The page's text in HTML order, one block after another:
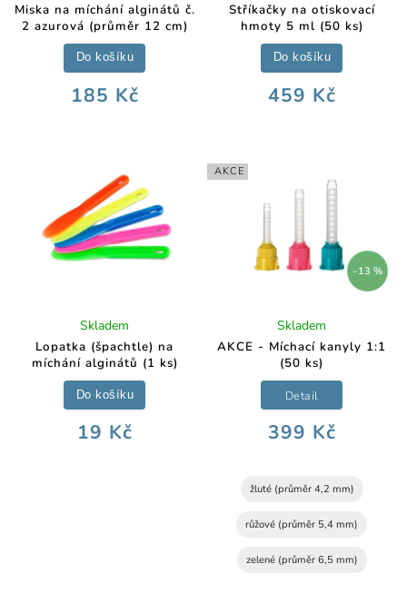
Miska na míchání alginátů č.
2 azurová (průměr 12 cm)
185 Kč
Do košíku
Stříkačky na otiskovací
hmoty 5 ml (50 ks)
459 Kč
Do košíku
Lopatka (špachtle) na
míchání alginátů (1 ks)
Skladem
19 Kč
Do košíku
AKCE
–13 %
AKCE - Míchací kanyly 1:1
(50 ks)
Skladem
399 Kč
Detail
žluté (průměr 4,2 mm)
růžové (průměr 5,4 mm)
zelené (průměr 6,5 mm)